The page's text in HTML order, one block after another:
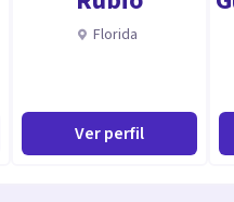
Florida
Ver perfil